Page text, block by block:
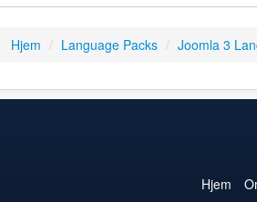
Hjem / Language Packs / Joomla 3
Hjem